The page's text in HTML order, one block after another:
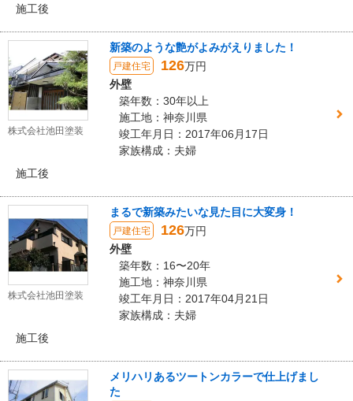
施工後
株式会社池田塗装
新築のような艶がよみがえりました！
戸建住宅 126万円
外壁
築年数：30年以上
施工地：神奈川県
竣工年月日：2017年06月17日
家族構成：夫婦
施工後
株式会社池田塗装
まるで新築みたいな見た目に大変身！
戸建住宅 126万円
外壁
築年数：16〜20年
施工地：神奈川県
竣工年月日：2017年04月21日
家族構成：夫婦
施工後
メリハリあるツートンカラーで仕上げまし
た